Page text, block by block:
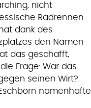
nicht
Radrennen
hat dank des
den Namen
das geschafft,
Frage: War das
seinen Wirt?
namenhafte